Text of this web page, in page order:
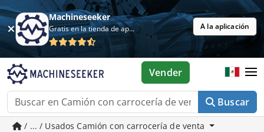
Machineseeker
Gratis en la tienda de aplicaciones A la aplicación
Buscar
Vender
/ ... / Usados Camión con carrocería de venta